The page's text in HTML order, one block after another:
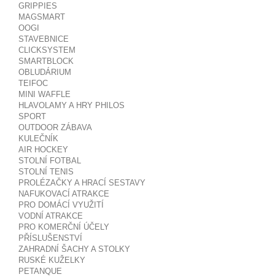
GRIPPIES
MAGSMART
OOGI
STAVEBNICE
CLICKSYSTEM
SMARTBLOCK
OBLUDÁRIUM
TEIFOC
MINI WAFFLE
HLAVOLAMY A HRY PHILOS
SPORT
OUTDOOR ZÁBAVA
KULEČNÍK
AIR HOCKEY
STOLNÍ FOTBAL
STOLNÍ TENIS
PROLÉZAČKY A HRACÍ SESTAVY
NAFUKOVACÍ ATRAKCE
PRO DOMÁCÍ VYUŽITÍ
VODNÍ ATRAKCE
PRO KOMERČNÍ ÚČELY
PŘÍSLUŠENSTVÍ
ZAHRADNÍ ŠACHY A STOLKY
RUSKÉ KUŽELKY
PETANQUE